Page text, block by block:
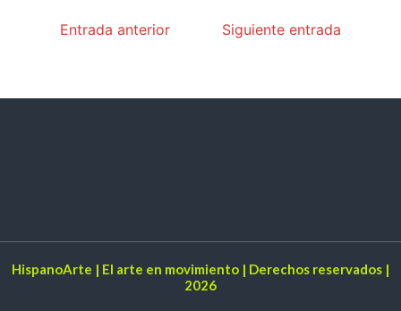
Entrada anterior Siguiente entrada